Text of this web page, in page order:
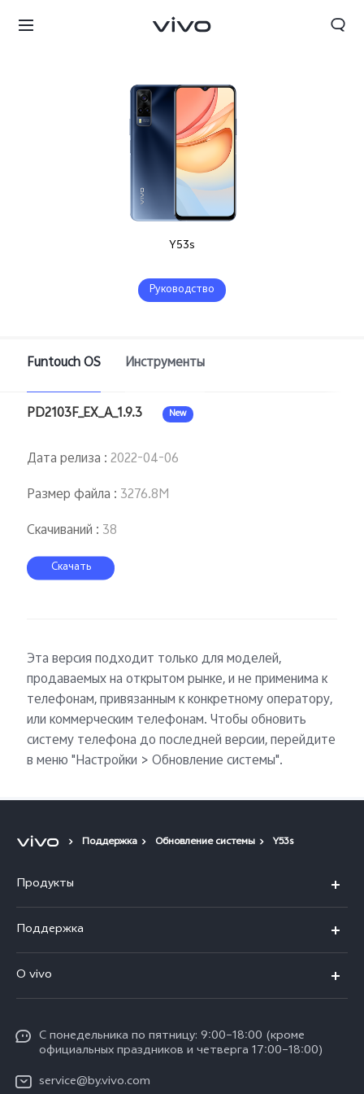
Y53s
Руководство
Funtouch OS Инструменты
PD2103F_EX_A_1.9.3 New
Дата релиза :2022-04-06
Размер файла : 3276.8M
Скачиваний : 38
Скачать
Эта версия подходит только для моделей,
продаваемых на открытом рынке, и не применима к
телефонам, привязанным к конкретному оператору,
или коммерческим телефонам. Чтобы обновить
систему телефона до последней версии, перейдите
в меню "Настройки > Обновление системы".
Поддержка Обновление системы Y53s
Продукты
V30 5G
V30 Lite
Y17s
Y18
Поддержка
Сервисный центр
Funtouch OS
IMEI аутентификация
O vivo
Карьера в vivo
Юридическая информация
С понедельника по пятницу: 9:00–18:00 (кроме
официальных праздников и четверга 17:00–18:00)
service@by.vivo.com